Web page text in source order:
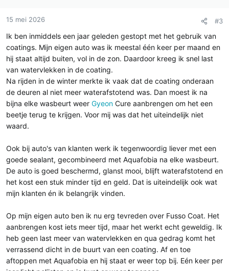
15 mei 2026 #3
Ik ben inmiddels een jaar geleden gestopt met het gebruik van
coatings. Mijn eigen auto was ik meestal één keer per maand en
hij staat altijd buiten, vol in de zon. Daardoor kreeg ik snel last
van watervlekken in de coating.
Na rijden in de winter merkte ik vaak dat de coating onderaan
de deuren al niet meer waterafstotend was. Dan moest ik na
bijna elke wasbeurt weer Gyeon Cure aanbrengen om het een
beetje terug te krijgen. Voor mij was dat het uiteindelijk niet
waard.
Ook bij auto's van klanten werk ik tegenwoordig liever met een
goede sealant, gecombineerd met Aquafobia na elke wasbeurt.
De auto is goed beschermd, glanst mooi, blijft waterafstotend en
het kost een stuk minder tijd en geld. Dat is uiteindelijk ook wat
mijn klanten én ik belangrijk vinden.
Op mijn eigen auto ben ik nu erg tevreden over Fusso Coat. Het
aanbrengen kost iets meer tijd, maar het werkt echt geweldig. Ik
heb geen last meer van watervlekken en qua gedrag komt het
verrassend dicht in de buurt van een coating. Af en toe
aftoppen met Aquafobia en hij staat er weer top bij. Eén keer per